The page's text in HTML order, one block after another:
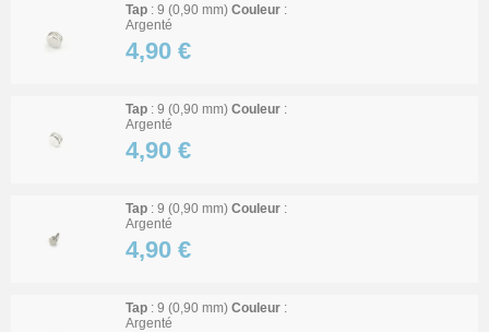
Tap : 9 (0,90 mm) Couleur :
Argenté
4,90 €
Tap : 9 (0,90 mm) Couleur :
Argenté
4,90 €
Tap : 9 (0,90 mm) Couleur :
Argenté
4,90 €
Tap : 9 (0,90 mm) Couleur :
Argenté